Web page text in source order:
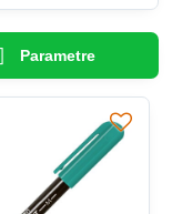
Parametre